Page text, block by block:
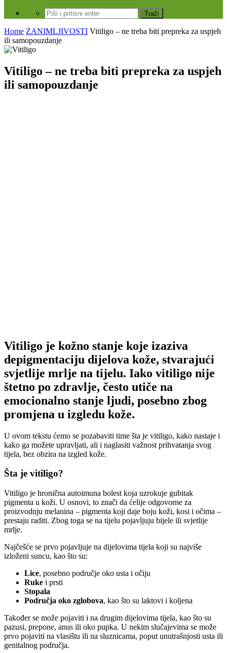
Home ZANIMLJIVOSTI Vitiligo – ne treba biti prepreka za uspjeh
ili samopouzdanje
Vitiligo – ne treba biti prepreka za uspjeh
ili samopouzdanje
Vitiligo je kožno stanje koje izaziva
depigmentaciju dijelova kože, stvarajući
svjetlije mrlje na tijelu. Iako vitiligo nije
štetno po zdravlje, često utiče na
emocionalno stanje ljudi, posebno zbog
promjena u izgledu kože.
U ovom tekstu ćemo se pozabaviti time šta je vitiligo, kako nastaje i
kako ga možete upravljati, ali i naglasiti važnost prihvatanja svog
tijela, bez obzira na izgled kože.
Šta je vitiligo?
Vitiligo je hronična autoimuna bolest koja uzrokuje gubitak
pigmenta u koži. U osnovi, to znači da ćelije odgovorne za
proizvodnju melanina – pigmenta koji daje boju koži, kosi i očima –
prestaju raditi. Zbog toga se na tijelu pojavljuju bijele ili svjetlije
mrlje.
Najčešće se prvo pojavljuje na dijelovima tijela koji su najviše
izloženi suncu, kao što su:
Lice, posebno područje oko usta i očiju
Ruke i prsti
Stopala
Područja oko zglobova, kao što su laktovi i koljena
Također se može pojaviti i na drugim dijelovima tijela, kao što su
pazusi, prepone, anus ili oko pupka. U nekim slučajevima se može
prvo pojaviti na vlasištu ili na sluznicama, poput unutrašnjosti usta ili
genitalnog područja.